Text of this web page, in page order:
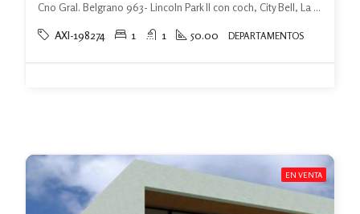
Cno Gral. Belgrano 963- Lincoln Park II con coch, City Bell, La Plata
AXI-198274 1 1 50.00 DEPARTAMENTOS
EN VENTA